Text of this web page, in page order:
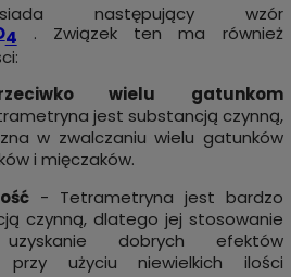
następujący wzór
4 . Związek ten ma również
wielu gatunkom
jest substancją czynną,
w zwalczaniu wielu gatunków
i mięczaków.
- Tetrametryna jest bardzo
czynną, dlatego jej stosowanie
dobrych efektów
przy użyciu niewielkich ilości